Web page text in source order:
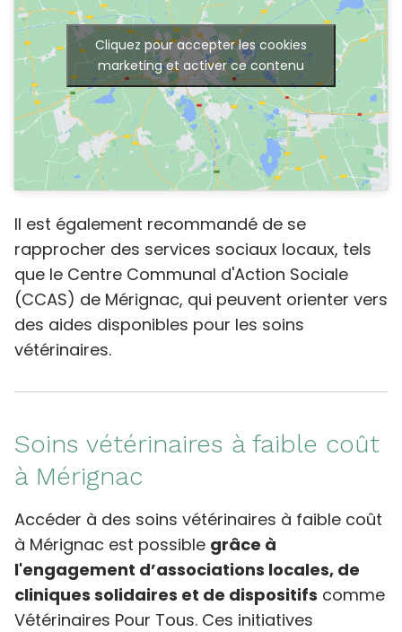
Cliquez pour accepter les cookies
marketing et activer ce contenu
Il est également recommandé de se
rapprocher des services sociaux locaux, tels
que le Centre Communal d'Action Sociale
(CCAS) de Mérignac, qui peuvent orienter vers
des aides disponibles pour les soins
vétérinaires.
Soins vétérinaires à faible coût
à Mérignac
Accéder à des soins vétérinaires à faible coût
à Mérignac est possible grâce à
l'engagement d’associations locales, de
cliniques solidaires et de dispositifs comme
Vétérinaires Pour Tous. Ces initiatives